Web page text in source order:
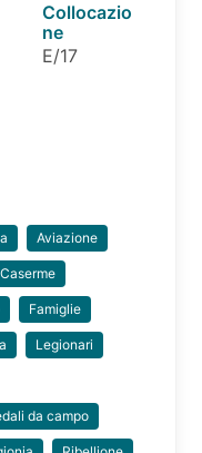
Collocazio
ne
E/17
Aviazione
Caserme
Famiglie
Legionari
da campo